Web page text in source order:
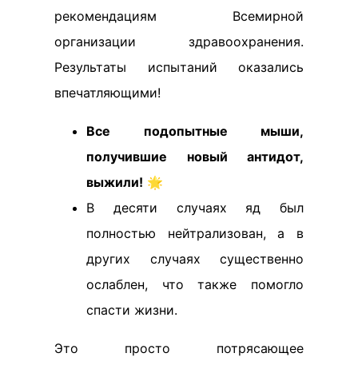
рекомендациям Всемирной
организации здравоохранения.
Результаты испытаний оказались
впечатляющими!
Все подопытные мыши,
получившие новый антидот,
выжили! 🌟
В десяти случаях яд был
полностью нейтрализован, а в
других случаях существенно
ослаблен, что также помогло
спасти жизни.
Это просто потрясающее